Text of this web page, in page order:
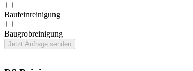
Bau­feinreinigung
Baugrob­reinigung
Jetzt Anfrage senden